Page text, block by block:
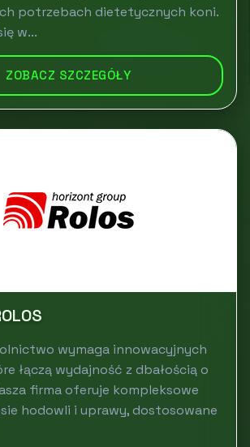
potrzebach dietetycznych koni.
w...
ZOBACZ SZCZEGÓŁY
wymaga innowacyjnych
łączą wydajność z dbałością o
firma oferuje kompleksowe
hodowli i uprawy, dostosowane